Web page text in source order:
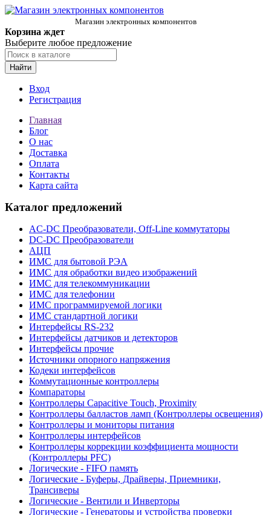
Магазин электронных компонентов
Корзина ждет
Выберите любое предложение
Найти
Вход
Регистрация
Главная
Блог
О нас
Доставка
Оплата
Контакты
Карта сайта
Каталог предложений
AC-DC Преобразователи, Off-Line коммутаторы
DC-DC Преобразователи
АЦП
ИМС для бытовой РЭА
ИМС для обработки видео изображений
ИМС для телекоммуникации
ИМС для телефонии
ИМС программируемой логики
ИМС стандартной логики
Интерфейсы RS-232
Интерфейсы датчиков и детекторов
Интерфейсы прочие
Источники опорного напряжения
Кодеки интерфейсов
Коммутационные контроллеры
Компараторы
Контроллеры Capacitive Touch, Proximity
Контроллеры балластов ламп (Контроллеры освещения)
Контроллеры и мониторы питания
Контроллеры интерфейсов
Контроллеры коррекции коэффициента мощности
(Контроллеры PFC)
Логические - FIFO память
Логические - Буферы, Драйверы, Приемники,
Трансиверы
Логические - Вентили и Инверторы
Логические - Генераторы и устройства проверки